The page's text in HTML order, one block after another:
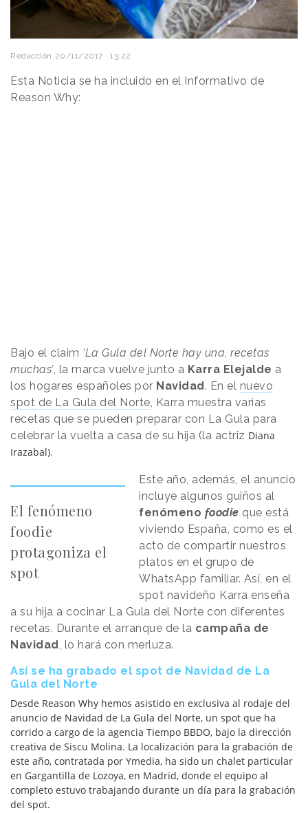
Redacción 20/11/2017 · 13:22
Esta Noticia se ha incluido en el Informativo de
Reason Why:
Bajo el claim ‘La Gula del Norte hay una, recetas
muchas’, la marca vuelve junto a Karra Elejalde a
los hogares españoles por Navidad . En el nuevo
spot de La Gula del Norte, Karra muestra varias
recetas que se pueden preparar con La Gula para
celebrar la vuelta a casa de su hija (la actriz Diana
Irazabal).
El fenómeno
foodie
protagoniza el
spot
Este año, además, el anuncio
incluye algunos guiños al
fenómeno foodie que está
viviendo España, como es el
acto de compartir nuestros
platos en el grupo de
WhatsApp familiar. Así, en el
spot navideño Karra enseña
a su hija a cocinar La Gula del Norte con diferentes
recetas. Durante el arranque de la campaña de
Navidad , lo hará con merluza.
Así se ha grabado el spot de Navidad de La
Gula del Norte
Desde Reason Why hemos asistido en exclusiva al rodaje del
anuncio de Navidad de La Gula del Norte, un spot que ha
corrido a cargo de la agencia Tiempo BBDO, bajo la dirección
creativa de Siscu Molina. La localización para la grabación de
este año, contratada por Ymedia, ha sido un chalet particular
en Gargantilla de Lozoya, en Madrid, donde el equipo al
completo estuvo trabajando durante un día para la grabación
del spot.